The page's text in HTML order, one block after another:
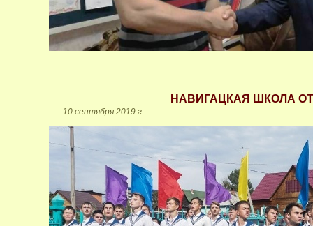
НАВИГАЦКАЯ ШКОЛА
10 сентября 2019 г.